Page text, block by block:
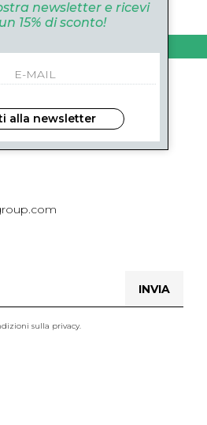
sulla privacy.
INVIA
newsletter e ricevi
15% di sconto!
alla newsletter